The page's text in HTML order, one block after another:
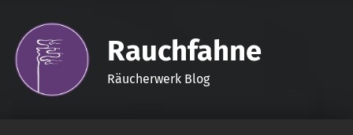
Rauchfahne
Räucherwerk Blog